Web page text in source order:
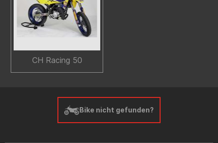
CH Racing 50
Bike nicht gefunden?